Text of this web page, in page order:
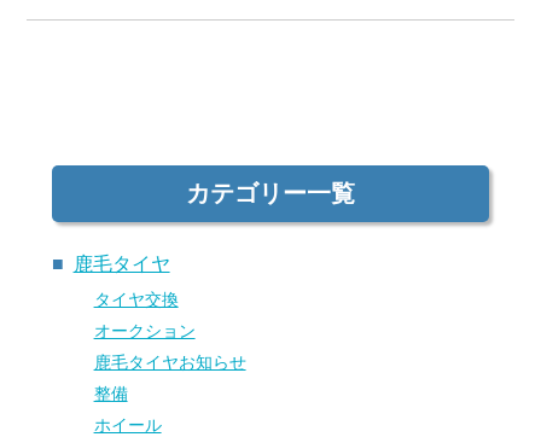
カテゴリー一覧
鹿毛タイヤ
タイヤ交換
オークション
鹿毛タイヤお知らせ
整備
ホイール